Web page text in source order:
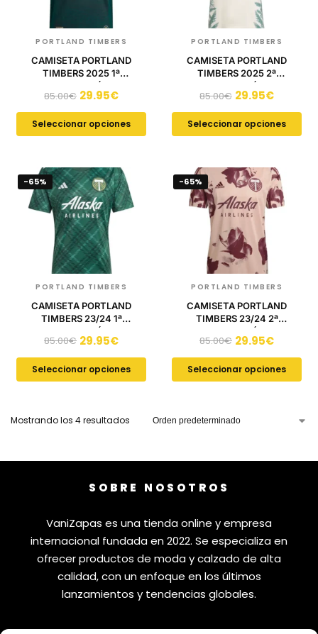
PORTLAND TIMBERS
CAMISETA PORTLAND
TIMBERS 2025 1ª
EQUIPACIÓN
85.00€ 29.95€
Seleccionar opciones
PORTLAND TIMBERS
CAMISETA PORTLAND
TIMBERS 2025 2ª
EQUIPACIÓN
85.00€ 29.95€
Seleccionar opciones
-65%
PORTLAND TIMBERS
CAMISETA PORTLAND
TIMBERS 23/24 1ª
EQUIPACIÓN
85.00€ 29.95€
Seleccionar opciones
-65%
PORTLAND TIMBERS
CAMISETA PORTLAND
TIMBERS 23/24 2ª
EQUIPACIÓN
85.00€ 29.95€
Seleccionar opciones
Mostrando los 4 resultados
SOBRE NOSOTROS
VaniZapas es una tienda online y empresa
internacional fundada en 2022. Se especializa en
ofrecer productos de moda y calzado de alta
calidad, con un enfoque en los últimos
lanzamientos y tendencias globales.